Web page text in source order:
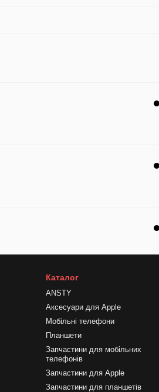
Каталог
ANSTY
Аксесуари для Apple
Мобільні телефони
Планшети
Запчастини для мобільних
телефонів
Запчастини для Apple
Запчастини для планшетів